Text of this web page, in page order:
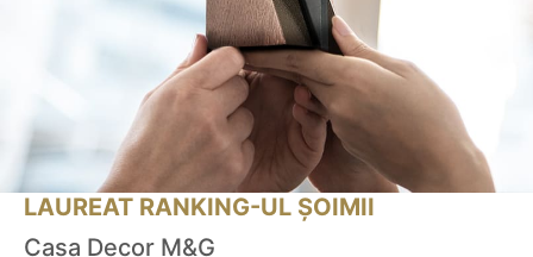
LAUREAT RANKING-UL ȘOIMII
Casa Decor M&G